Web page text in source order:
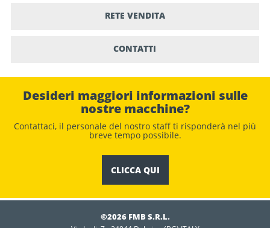
RETE VENDITA
CONTATTI
Desideri maggiori informazioni sulle
nostre macchine?
Contattaci, il personale del nostro staﬀ ti risponderà nel più
breve tempo possibile.
CLICCA QUI
©2026 FMB S.R.L.